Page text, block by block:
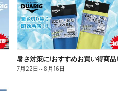
暑さ対策に!おすすめお買い得商品!
7月22日 ～8月16日